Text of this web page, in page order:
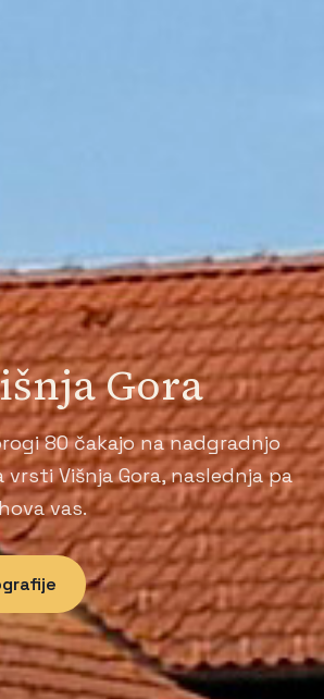
Gora
80 čakajo na nadgradnjo
vrsti Višnja Gora, naslednja pa
vas.